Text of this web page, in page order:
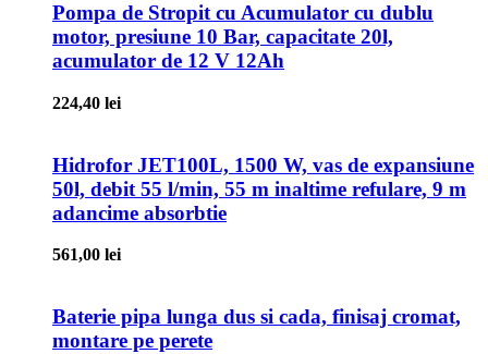
Pompa de Stropit cu Acumulator cu dublu
motor, presiune 10 Bar, capacitate 20l,
acumulator de 12 V 12Ah
224,40 lei
Hidrofor JET100L, 1500 W, vas de expansiune
50l, debit 55 l/min, 55 m inaltime refulare, 9 m
adancime absorbtie
561,00 lei
Baterie pipa lunga dus si cada, finisaj cromat,
montare pe perete